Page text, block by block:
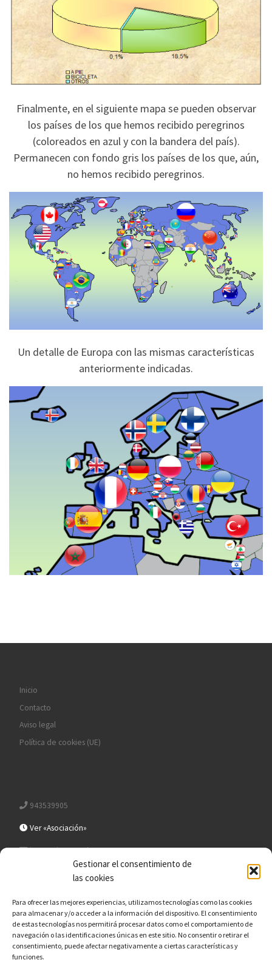
Gestionar el consentimiento de
las cookies
Para ofrecer las mejores experiencias, utilizamos tecnologías como las cookies
para almacenar y/o acceder a la información del dispositivo. El consentimiento
de estas tecnologías nos permitirá procesar datos como el comportamiento de
navegación o las identificaciones únicas en este sitio. No consentir o retirar el
consentimiento, puede afectar negativamente a ciertas características y
funciones.
Finalmente, en el siguiente mapa se pueden observar
los países de los que hemos recibido peregrinos
(coloreados en azul y con la bandera del país).
Permanecen con fondo gris los países de los que, aún,
no hemos recibido peregrinos.
Un detalle de Europa con las mismas características
anteriormente indicadas.
Inicio
Contacto
Aviso legal
Política de cookies (UE)
943539905
Ver «Asociación»
irunsantiago@yahoo.es
BUSCAR